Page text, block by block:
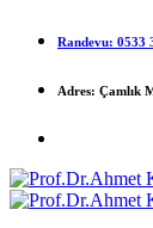
Randevu: ‎0533
Adres: Çamlık